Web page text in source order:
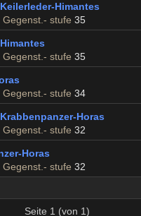
Himantes
Gegenst.- stufe 35
Gegenst.- stufe 35
Gegenst.- stufe 34
Horas
Gegenst.- stufe 32
Horas
Gegenst.- stufe 32
Seite 1 (von 1)